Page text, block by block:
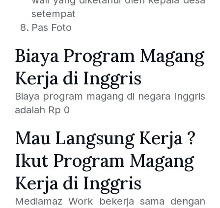
setempat
Pas Foto
Biaya Program Magang
Kerja di Inggris
Biaya program magang di negara Inggris
adalah Rp 0
Mau Langsung Kerja ?
Ikut Program Magang
Kerja di Inggris
Mediamaz Work bekerja sama dengan